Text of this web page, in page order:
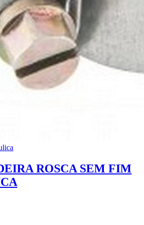
ROSCA SEM FIM